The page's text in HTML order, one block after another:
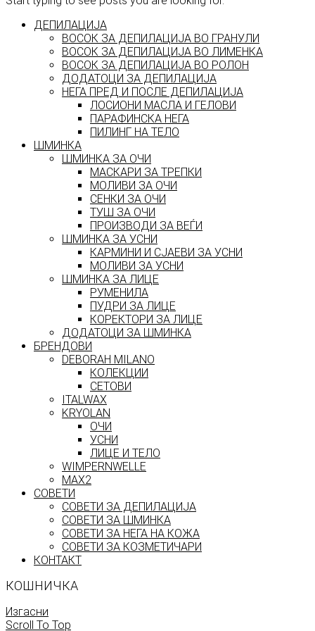
ДЕПИЛАЦИЈА
ВОСОК ЗА ДЕПИЛАЦИЈА ВО ГРАНУЛИ
ВОСОК ЗА ДЕПИЛАЦИЈА ВО ЛИМЕНКА
ВОСОК ЗА ДЕПИЛАЦИЈА ВО РОЛОН
ДОДАТОЦИ ЗА ДЕПИЛАЦИЈА
НЕГА ПРЕД И ПОСЛЕ ДЕПИЛАЦИЈА
ЛОСИОНИ МАСЛА И ГЕЛОВИ
ПАРАФИНСКА НЕГА
ПИЛИНГ НА ТЕЛО
ШМИНКА
ШМИНКА ЗА ОЧИ
МАСКАРИ ЗА ТРЕПКИ
МОЛИВИ ЗА ОЧИ
СЕНКИ ЗА ОЧИ
ТУШ ЗА ОЧИ
ПРОИЗВОДИ ЗА ВЕЃИ
ШМИНКА ЗА УСНИ
КАРМИНИ И СЈАЕВИ ЗА УСНИ
МОЛИВИ ЗА УСНИ
ШМИНКА ЗА ЛИЦЕ
РУМЕНИЛА
ПУДРИ ЗА ЛИЦЕ
КОРЕКТОРИ ЗА ЛИЦЕ
ДОДАТОЦИ ЗА ШМИНКА
БРЕНДОВИ
DEBORAH MILANO
КОЛЕКЦИИ
СЕТОВИ
ITALWAX
KRYOLAN
ОЧИ
УСНИ
ЛИЦЕ И ТЕЛО
WIMPERNWELLE
MAX2
СОВЕТИ
СОВЕТИ ЗА ДЕПИЛАЦИЈА
СОВЕТИ ЗА ШМИНКА
СОВЕТИ ЗА НЕГА НА КОЖА
СОВЕТИ ЗА КОЗМЕТИЧАРИ
КОНТАКТ
КОШНИЧКА
Изгасни
Scroll To Top